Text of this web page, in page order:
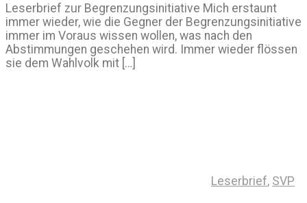
Leserbrief zur Begrenzungsinitiative Mich erstaunt
immer wieder, wie die Gegner der Begrenzungsinitiative
immer im Voraus wissen wollen, was nach den
Abstimmungen geschehen wird. Immer wieder flössen
sie dem Wahlvolk mit […]
Leserbrief, SVP